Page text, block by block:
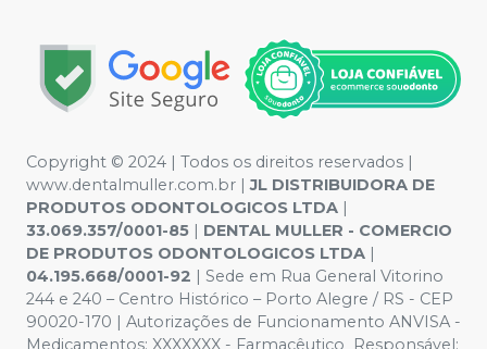
Copyright © 2024 | Todos os direitos reservados |
www.dentalmuller.com.br |JL DISTRIBUIDORA DE
PRODUTOS ODONTOLOGICOS LTDA |
33.069.357/0001-85 | DENTAL MULLER - COMERCIO
DE PRODUTOS ODONTOLOGICOS LTDA |
04.195.668/0001-92 | Sede em Rua General Vitorino
244 e 240 – Centro Histórico – Porto Alegre / RS - CEP
90020-170 | Autorizações de Funcionamento ANVISA -
Medicamentos: XXXXXXX - Farmacêutico Responsável: